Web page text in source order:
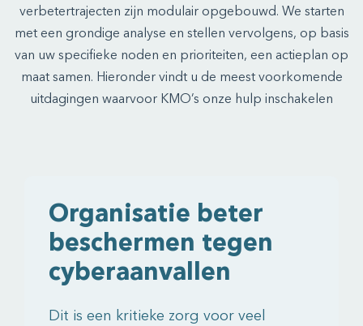
verbetertrajecten zijn modulair opgebouwd. We starten
met een grondige analyse en stellen vervolgens, op basis
van uw specifieke noden en prioriteiten, een actieplan op
maat samen. Hieronder vindt u de meest voorkomende
uitdagingen waarvoor KMO’s onze hulp inschakelen
Organisatie beter
beschermen tegen
cyberaanvallen
Dit is een kritieke zorg voor veel